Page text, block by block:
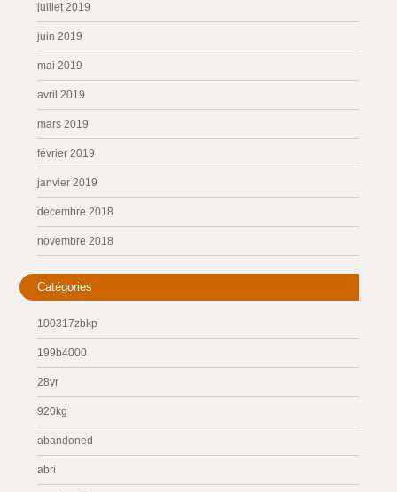
juillet 2019
juin 2019
mai 2019
avril 2019
mars 2019
février 2019
janvier 2019
décembre 2018
novembre 2018
Catégories
100317zbkp
199b4000
28yr
920kg
abandoned
abri